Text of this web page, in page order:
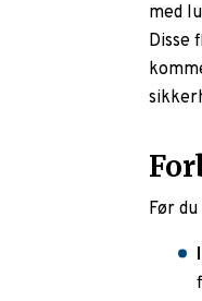
med
Disse
Før